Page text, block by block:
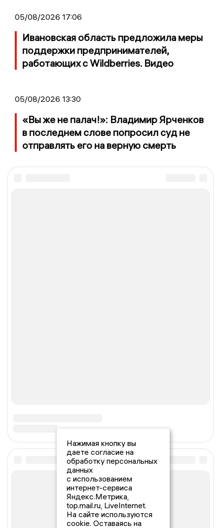
05/08/2026 17:06
Ивановская область предложила меры
поддержки предпринимателей,
работающих с Wildberries. Видео
05/08/2026 13:30
«Вы же не палач!»: Владимир Ярченков
в последнем слове попросил суд не
отправлять его на верную смерть
Нажимая кнопку вы
даете согласие на
обработку персональных
данных
с использованием
интернет-сервиса
Яндекс.Метрика,
top.mail.ru, LiveInternet.
На сайте используются
cookie. Оставаясь на